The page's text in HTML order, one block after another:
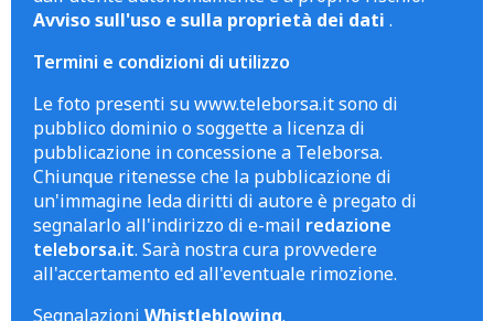
Avviso sull'uso e sulla proprietà dei dati .
Termini e condizioni di utilizzo
Le foto presenti su www.teleborsa.it sono di
pubblico dominio o soggette a licenza di
pubblicazione in concessione a Teleborsa.
Chiunque ritenesse che la pubblicazione di
un'immagine leda diritti di autore è pregato di
segnalarlo all'indirizzo di e-mail redazione
teleborsa.it. Sarà nostra cura provvedere
all'accertamento ed all'eventuale rimozione.
Segnalazioni Whistleblowing.